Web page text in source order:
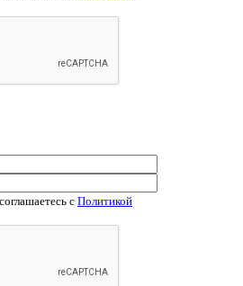
cПолитикой